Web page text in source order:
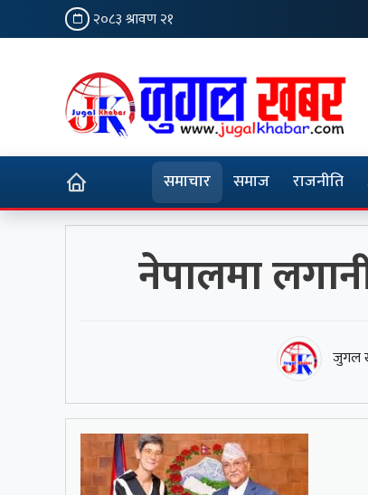
२०८३ श्रावण २१
समाचार समाज राजनीति
नेपालमा
जुगल